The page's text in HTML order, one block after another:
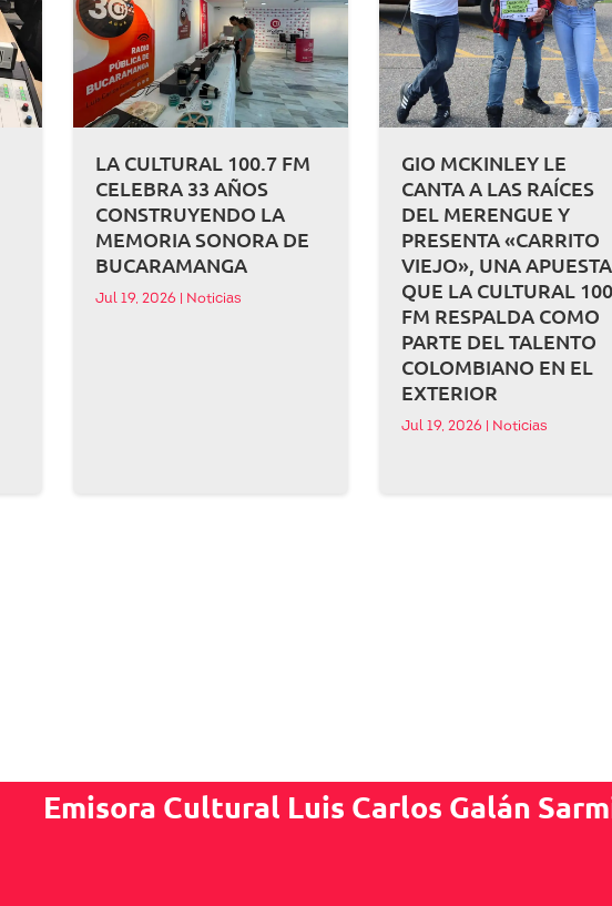
LA CULTURAL 100.7 FM
CELEBRA 33 AÑOS
CONSTRUYENDO LA
MEMORIA SONORA DE
BUCARAMANGA
Jul 19, 2026 Noticias
GIO MCKINLEY LE
CANTA A LAS RAÍCES
DEL MERENGUE Y
PRESENTA «CARRITO
VIEJO», UNA APUESTA
QUE LA CULTURAL
FM RESPALDA COMO
PARTE DEL TALENTO
COLOMBIANO EN EL
EXTERIOR
Jul 19, 2026 Noticias
Emisora Cultural Luis Carlos Galán